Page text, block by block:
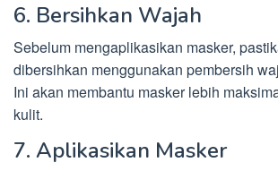
6. Bersihkan Wajah
Sebelum mengaplikasikan masker,
dibersihkan menggunakan pembersih
Ini akan membantu masker lebih
kulit.
7. Aplikasikan Masker